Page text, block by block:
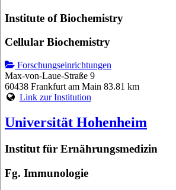
Institute of Biochemistry
Cellular Biochemistry
Forschungseinrichtungen
Max-von-Laue-Straße 9
60438 Frankfurt am Main 83.81 km
Link zur Institution
Universität Hohenheim
Institut für Ernährungsmedizin
Fg. Immunologie